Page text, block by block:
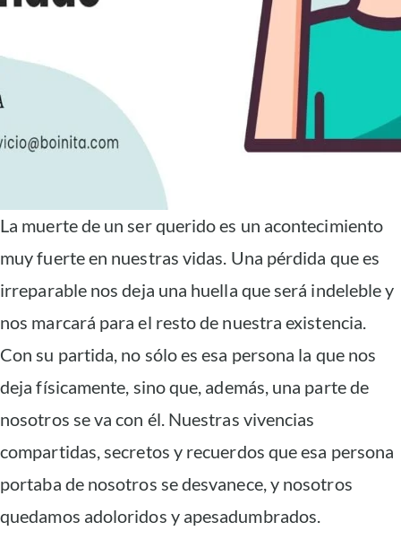
La muerte de un ser querido es un acontecimiento
muy fuerte en nuestras vidas. Una pérdida que es
irreparable nos deja una huella que será indeleble y
nos marcará para el resto de nuestra existencia.
Con su partida, no sólo es esa persona la que nos
deja físicamente, sino que, además, una parte de
nosotros se va con él. Nuestras vivencias
compartidas, secretos y recuerdos que esa persona
portaba de nosotros se desvanece, y nosotros
quedamos adoloridos y apesadumbrados.